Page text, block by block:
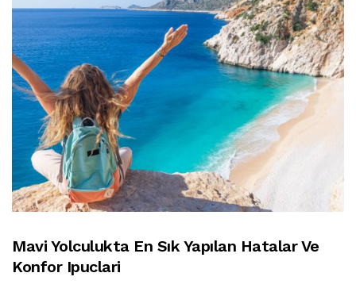
Mavi Yolculukta En Sık Yapılan Hatalar Ve
Konfor Ipuclari